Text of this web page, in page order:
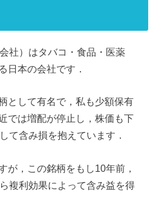
社）はタバコ・食品・医薬
日本の会社です．
として有名で，私も少額保有
では増配が停止し，株価も下
て含み損を抱えています．
が，この銘柄をもし10年前，
複利効果によって含み益を得